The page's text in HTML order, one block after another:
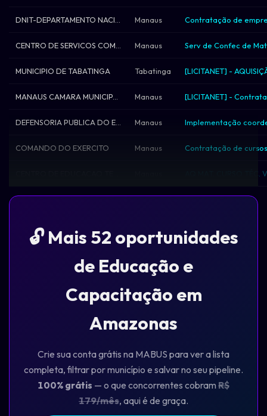
Manaus
Manaus Serv de Confec de
MUNICIPIO DE TABATINGA Tabatinga
Manaus
Manaus
COMANDO DO EXERCITO Manaus
AQ.MAT. CURSO TÉC.
🔓 Mais 52 oportunidades
de Educação e
Capacitação em
Amazonas
Crie sua conta grátis na MABUS para ver a lista
completa, filtrar por município e salvar no seu pipeline.
100% grátis — o que concorrentes cobram R$
179/mês, aqui é de graça.